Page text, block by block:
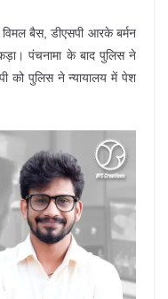
बैस, डीएसपी आरके बर्मन
पंचनामा के बाद पुलिस ने
को पुलिस ने न्यायालय में पेश